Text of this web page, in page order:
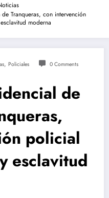
Tranqueras, con intervención
moderna
, Policiales 0 Comments
de
policial
esclavitud